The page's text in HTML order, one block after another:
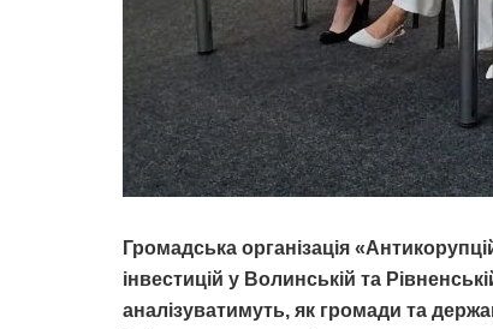
Громадська організація
інвестицій у Волинській та
аналізуватимуть, як громади та